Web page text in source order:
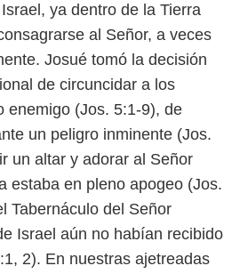
ya dentro de la Tierra
al Señor, a veces
Josué tomó la decisión
de circuncidar a los
enemigo (Jos. 5:1-9), de
un peligro inminente (Jos.
un altar y adorar al Señor
estaba en pleno apogeo (Jos.
Tabernáculo del Señor
Israel aún no habían recibido
2). En nuestras ajetreadas